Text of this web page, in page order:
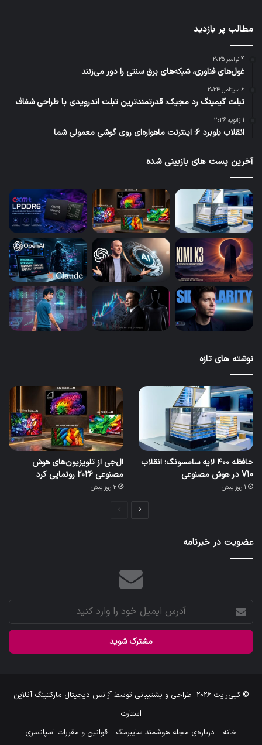
مطالب پر بازدید
4 نوامبر 2025
غول‌های فناوری، شبکه‌های برق سنتی را دور می‌زنند
6 سپتامبر 2024
تبلت گیمینگ رد مجیک: قدرتمندترین تبلت اندرویدی با طراحی شفاف
1 ژانویه 2026
انقلاب بلوبرد ۶: اینترنت ماهواره‌ای روی گوشی معمولی شما
آخرین پست های بازبینی شده
نوشته های تازه
حافظه ۴۰۰ لایه سامسونگ؛ انقلاب
V10 در هوش مصنوعی
1 روز پیش
ال‌جی از تلویزیون‌های هوش
مصنوعی ۲۰۲۶ رونمایی کرد
2 روز پیش
عضویت در خبرنامه
آدرس
ایمیل
خود
وارد
© کپی‌رایت 2026 طراحی و پشتیبانی توسطآژانس دیجیتال مارکتینگ آنلاین
استارت
خانه
درباره‌ی مجله هوشمند سایبرمگ قوانین و مقررات اسپانسری